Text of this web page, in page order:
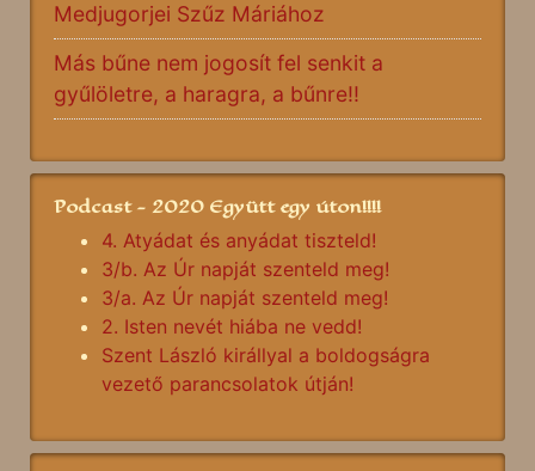
Medjugorjei Szűz Máriához
Más bűne nem jogosít fel senkit a
gyűlöletre, a haragra, a bűnre!!
Podcast - 2020 Együtt egy úton!!!!
4. Atyádat és anyádat tiszteld!
3/b. Az Úr napját szenteld meg!
3/a. Az Úr napját szenteld meg!
2. Isten nevét hiába ne vedd!
Szent László királlyal a boldogságra
vezető parancsolatok útján!